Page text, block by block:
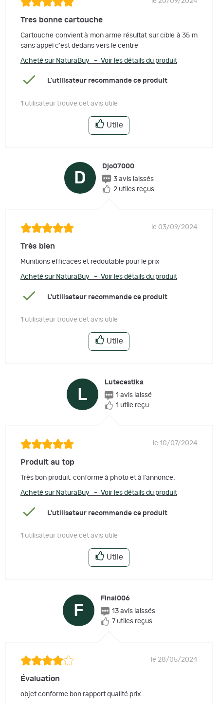
Tres bonne cartouche
Cartouche convient à mon arme résultat sur cible à 35 m
sans appel c'est dedans vers le centre
Acheté sur NaturaBuy – Voir les détails du produit
L'utilisateur recommande ce produit
1 utilisateur trouve cet avis utile
Utile
D
Djo07000
3 avis laissés
2 utiles reçus
le 03/09/2024
Très bien
Munitions efficaces et redoutable pour le prix
Acheté sur NaturaBuy – Voir les détails du produit
L'utilisateur recommande ce produit
1 utilisateur trouve cet avis utile
Utile
L
Lutecestika
1 avis laissé
1 utile reçu
le 10/07/2024
Produit au top
Très bon produit, conforme à photo et à l'annonce.
Acheté sur NaturaBuy – Voir les détails du produit
L'utilisateur recommande ce produit
1 utilisateur trouve cet avis utile
Utile
F
Final006
13 avis laissés
7 utiles reçus
le 28/05/2024
Évaluation
objet conforme bon rapport qualité prix